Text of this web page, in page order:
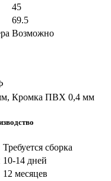
45
69.5
Возможно
Кромка ПВХ 0,4 мм
Требуется сборка
10-14 дней
12 месяцев